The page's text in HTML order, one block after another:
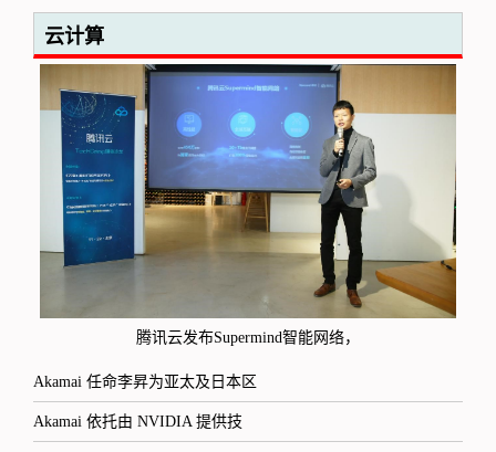
云计算
腾讯云发布Supermind智能网络，
Akamai 任命李昇为亚太及日本区
Akamai 依托由 NVIDIA 提供技